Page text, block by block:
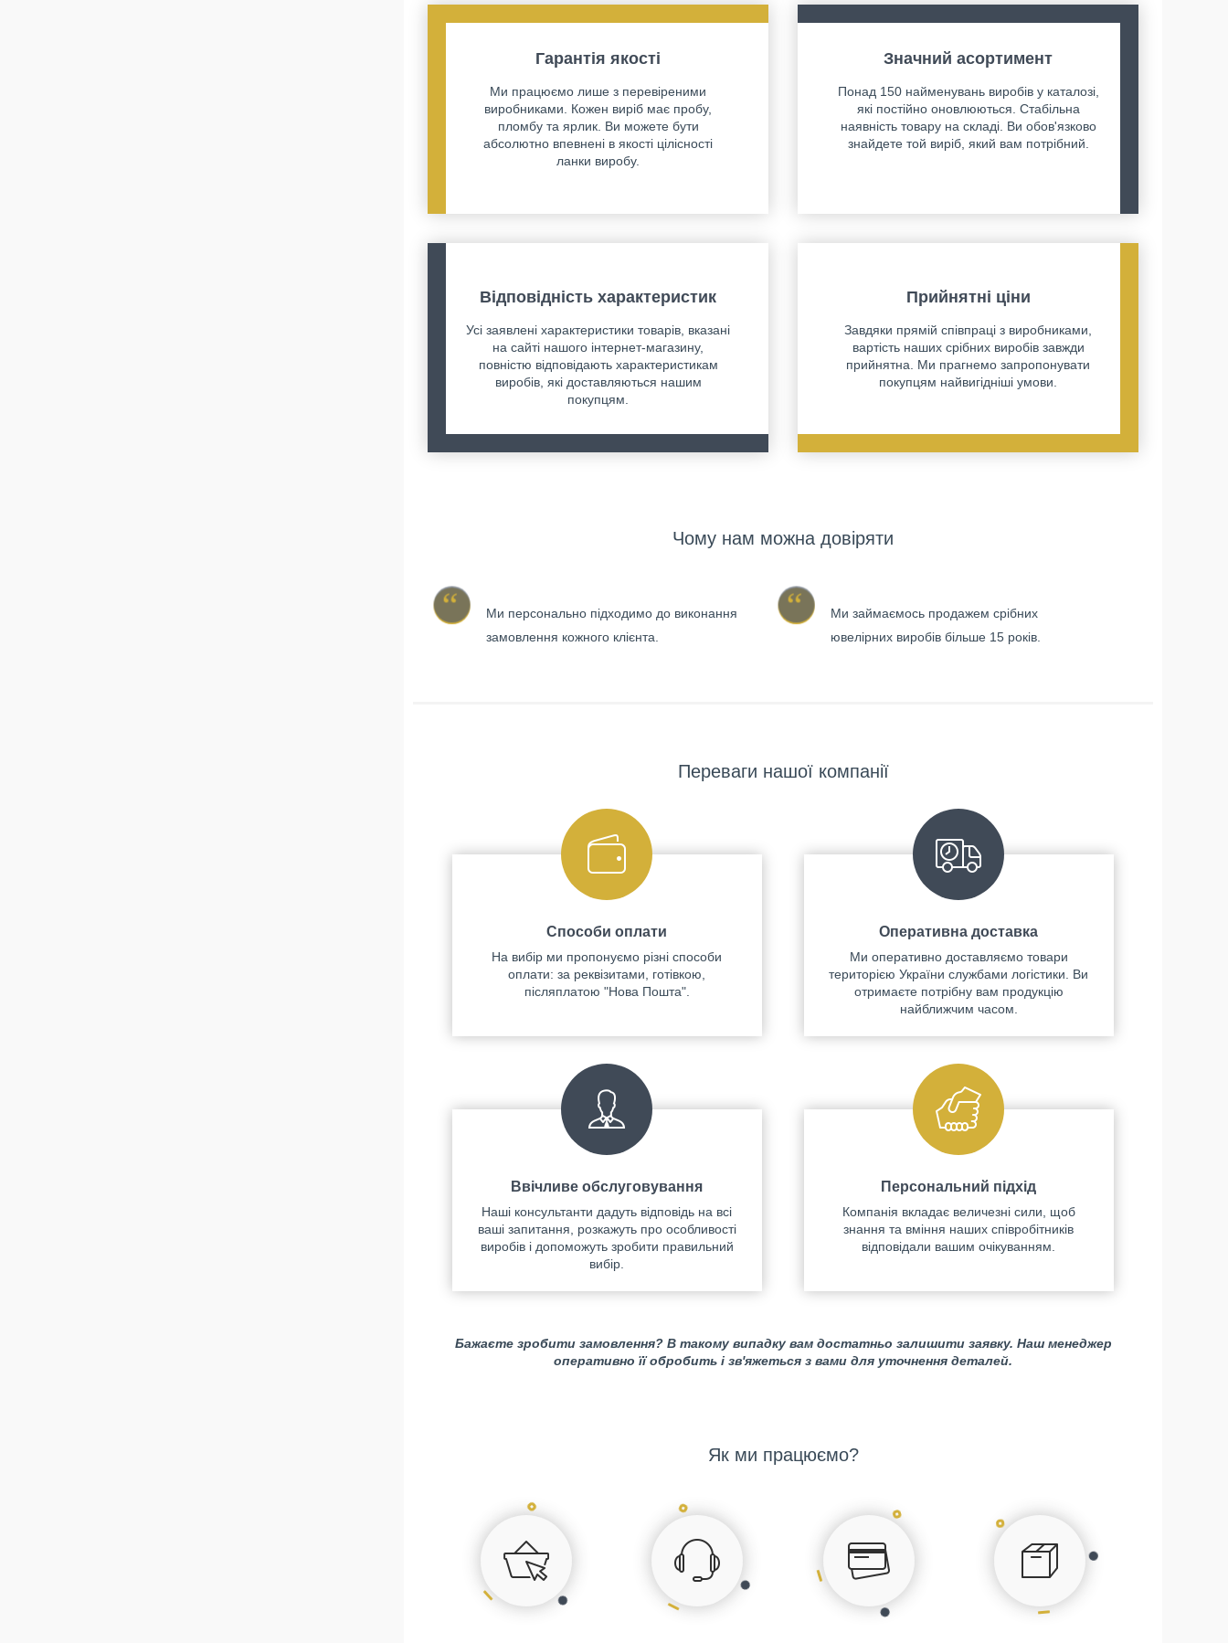
Гарантія якості
Ми працюємо лише з перевіреними
виробниками. Кожен виріб має пробу,
пломбу та ярлик. Ви можете бути
абсолютно впевнені в якості цілісності
ланки виробу.
Значний асортимент
Понад 150 найменувань виробів у каталозі,
які постійно оновлюються. Стабільна
наявність товару на складі. Ви обов'язково
знайдете той виріб, який вам потрібний.
Відповідність характеристик
Усі заявлені характеристики товарів, вказані
на сайті нашого інтернет-магазину,
повністю відповідають характеристикам
виробів, які доставляються нашим
покупцям.
Прийнятні ціни
Завдяки прямій співпраці з виробниками,
вартість наших срібних виробів завжди
прийнятна. Ми прагнемо запропонувати
покупцям найвигідніші умови.
Чому нам можна довіряти
Ми персонально підходимо до виконання
замовлення кожного клієнта.
Ми займаємось продажем срібних
ювелірних виробів більше 15 років.
Переваги нашої компанії
Способи оплати
На вибір ми пропонуємо різні способи
оплати: за реквізитами, готівкою,
післяплатою "Нова Пошта".
Оперативна доставка
Ми оперативно доставляємо товари
територією України службами логістики. Ви
отримаєте потрібну вам продукцію
найближчим часом.
Ввічливе обслуговування
Наші консультанти дадуть відповідь на всі
ваші запитання, розкажуть про особливості
виробів і допоможуть зробити правильний
вибір.
Персональний підхід
Компанія вкладає величезні сили, щоб
знання та вміння наших співробітників
відповідали вашим очікуванням.
Бажаєте зробити замовлення? В такому випадку вам достатньо залишити заявку. Наш менеджер
оперативно її обробить і зв'яжеться з вами для уточнення деталей.
Як ми працюємо?